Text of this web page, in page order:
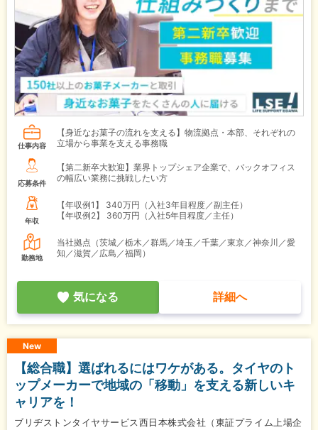
仕事内容
【身近なお菓子の流れを支える】物流拠点・本部、それぞれの
立場から事業を支える事務職
応募条件
【第二新卒大歓迎】業界トップシェア企業で、バックオフィス
の幅広い業務に挑戦したい方
年収
【年収例1】
340万円（入社3年目程度／副主任）
【年収例2】
360万円（入社5年目程度／主任）
勤務地
当社拠点（茨城／栃木／群馬／埼玉／千葉／東京／神奈川／愛
知／滋賀／広島／福岡）
気になる 詳細へ
New
【総合職】選ばれるにはワケがある。タイヤのト
ップメーカーで地域の「移動」を支える新しいキ
ャリアを！
ブリヂストンタイヤサービス西日本株式会社（東証プライム上場企